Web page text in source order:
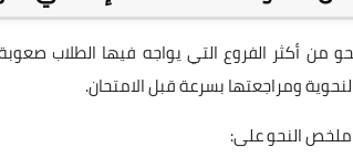
من أكثر الفروع التي يواجه فيها الطلاب
ومراجعتها بسرعة قبل الامتحان.
النحو على: